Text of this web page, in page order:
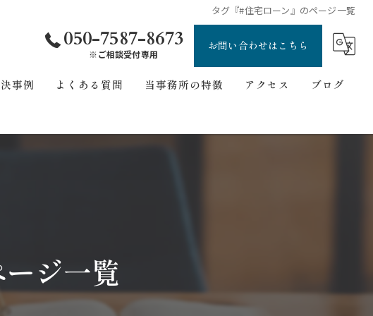
タグ『#住宅ローン』のページ一覧
050-7587-8673
※ご相談受付専用
お問い合わせはこちら
事例 よくある質問 当事務所の特徴
刑事事件
アクセス
ごあいさつ
ブログ
コラム
ジ一覧